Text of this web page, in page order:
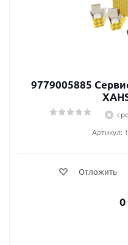
9779005885
Артикул:
Отложить
0